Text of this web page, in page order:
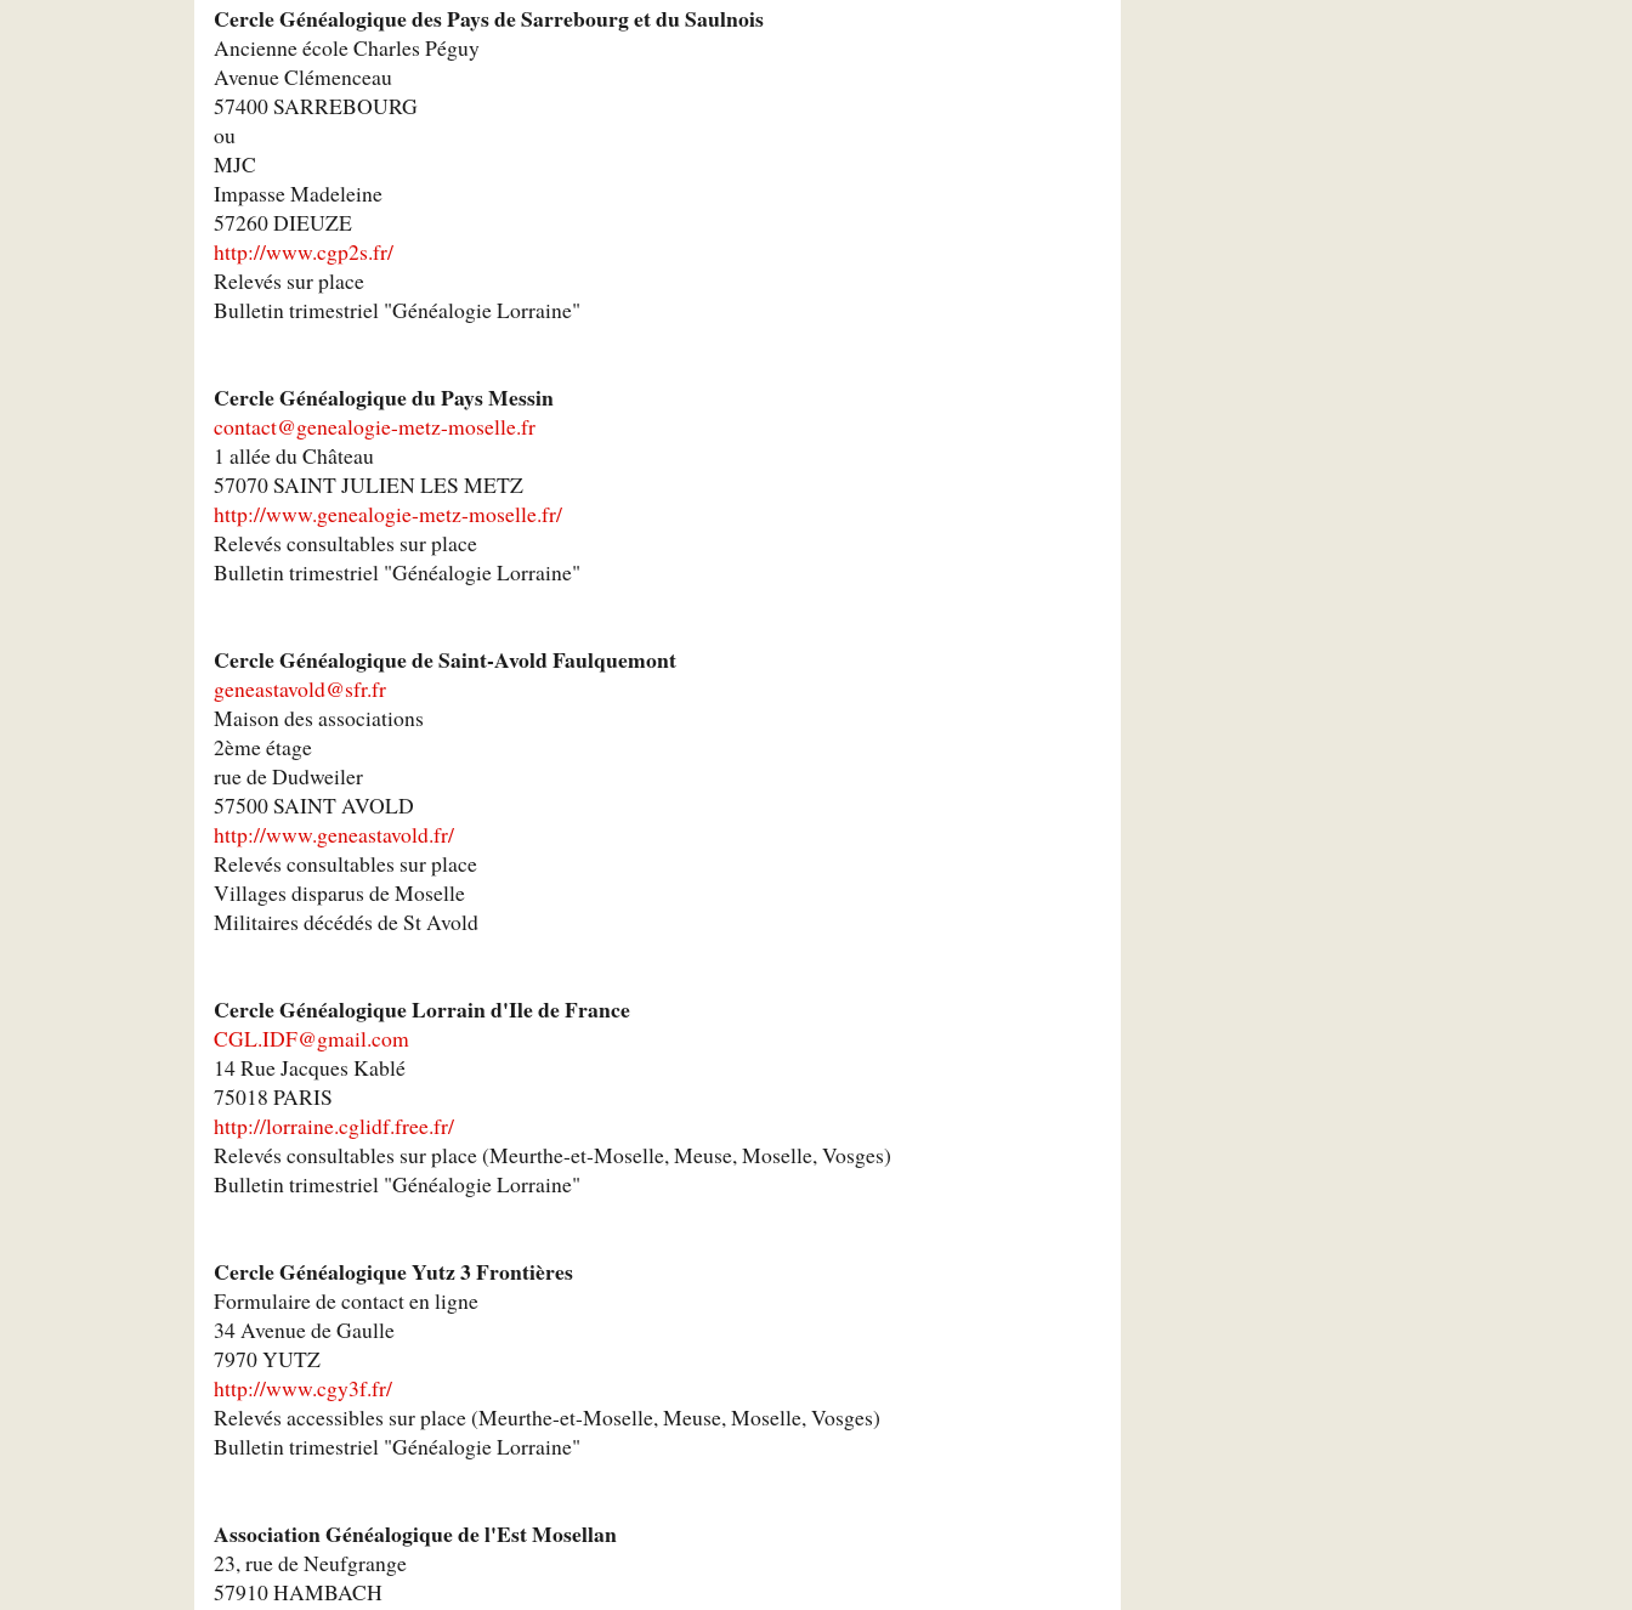
Cercle Généalogique des Pays de Sarrebourg et du Saulnois
Ancienne école Charles Péguy
Avenue Clémenceau
57400 SARREBOURG
ou
MJC
Impasse Madeleine
57260 DIEUZE
http://www.cgp2s.fr/
Relevés sur place
Bulletin trimestriel "Généalogie Lorraine"
Cercle Généalogique du Pays Messin
contact@genealogie-metz-moselle.fr
1 allée du Château
57070 SAINT JULIEN LES METZ
http://www.genealogie-metz-moselle.fr/
Relevés consultables sur place
Bulletin trimestriel "Généalogie Lorraine"
Cercle Généalogique de Saint-Avold Faulquemont
geneastavold@sfr.fr
Maison des associations
2ème étage
rue de Dudweiler
57500 SAINT AVOLD
http://www.geneastavold.fr/
Relevés consultables sur place
Villages disparus de Moselle
Militaires décédés de St Avold
Cercle Généalogique Lorrain d'Ile de France
CGL.IDF@gmail.com
14 Rue Jacques Kablé
75018 PARIS
http://lorraine.cglidf.free.fr/
Relevés consultables sur place (Meurthe-et-Moselle, Meuse, Moselle, Vosges)
Bulletin trimestriel "Généalogie Lorraine"
Cercle Généalogique Yutz 3 Frontières
Formulaire de contact en ligne
34 Avenue de Gaulle
7970 YUTZ
http://www.cgy3f.fr/
Relevés accessibles sur place (Meurthe-et-Moselle, Meuse, Moselle, Vosges)
Bulletin trimestriel "Généalogie Lorraine"
Association Généalogique de l'Est Mosellan
23, rue de Neufgrange
57910 HAMBACH